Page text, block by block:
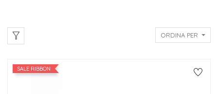
ORDINA PER
SALE RIBBON